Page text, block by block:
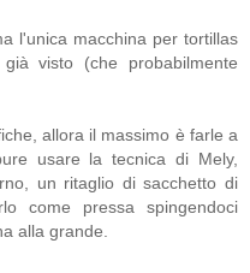
l'unica macchina per tortillas
visto (che probabilmente
allora il massimo è farle a
usare la tecnica di Mely,
un ritaglio di sacchetto di
come pressa spingendoci
alla grande.